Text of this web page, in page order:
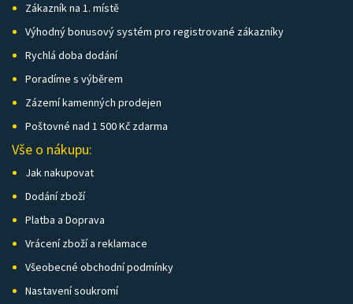
Zákazník na 1. místě
Výhodný bonusový systém pro registrované zákazníky
Rychlá doba dodání
Poradíme s výběrem
Zázemí kamenných prodejen
Poštovné nad 1 500 Kč zdarma
Vše o nákupu:
Jak nakupovat
Dodání zboží
Platba a Doprava
Vrácení zboží a reklamace
Všeobecné obchodní podmínky
Nastavení soukromí